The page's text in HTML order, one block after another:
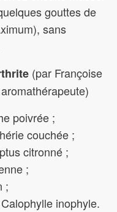
gouttes de
sans
(par Françoise
poivrée ;
couchée ;
citronné ;
;
;
inophyle.